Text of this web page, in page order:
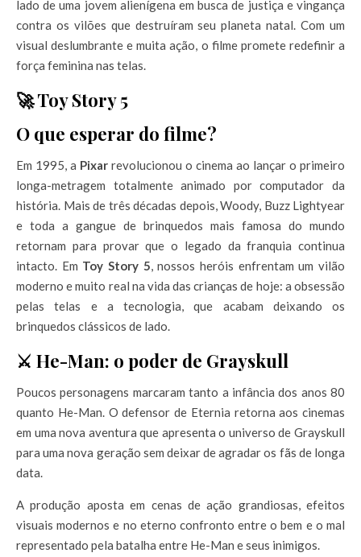
lado de uma jovem alienígena em busca de justiça e vingança
contra os vilões que destruíram seu planeta natal. Com um
visual deslumbrante e muita ação, o filme promete redefinir a
força feminina nas telas.
🚀 Toy Story 5
O que esperar do filme?
Em 1995, a Pixar revolucionou o cinema ao lançar o primeiro
longa-metragem totalmente animado por computador da
história. Mais de três décadas depois, Woody, Buzz Lightyear
e toda a gangue de brinquedos mais famosa do mundo
retornam para provar que o legado da franquia continua
intacto. Em Toy Story 5, nossos heróis enfrentam um vilão
moderno e muito real na vida das crianças de hoje: a obsessão
pelas telas e a tecnologia, que acabam deixando os
brinquedos clássicos de lado.
⚔️ He-Man: o poder de Grayskull
Poucos personagens marcaram tanto a infância dos anos 80
quanto He-Man. O defensor de Eternia retorna aos cinemas
em uma nova aventura que apresenta o universo de Grayskull
para uma nova geração sem deixar de agradar os fãs de longa
data.
A produção aposta em cenas de ação grandiosas, efeitos
visuais modernos e no eterno confronto entre o bem e o mal
representado pela batalha entre He-Man e seus inimigos.